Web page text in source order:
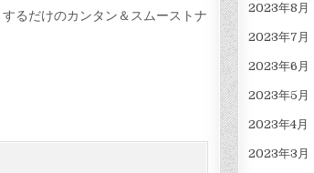
るだけのカンタン＆スムーストナ
2023年8月
2023年7月
2023年6月
2023年5月
2023年4月
2023年3月